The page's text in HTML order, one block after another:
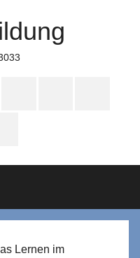
Lernen im